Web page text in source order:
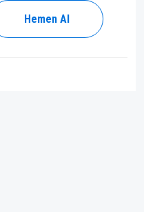
Hemen Al